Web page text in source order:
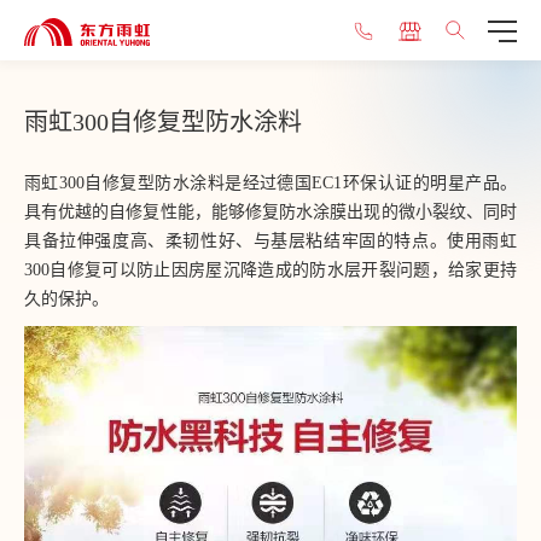
雨虹300自修复型防水涂料
雨虹300自修复型防水涂料是经过德国EC1环保认证的明星产品。
具有优越的自修复性能，能够修复防水涂膜出现的微小裂纹、同时
具备拉伸强度高、柔韧性好、与基层粘结牢固的特点。使用雨虹
300自修复可以防止因房屋沉降造成的防水层开裂问题，给家更持
久的保护。